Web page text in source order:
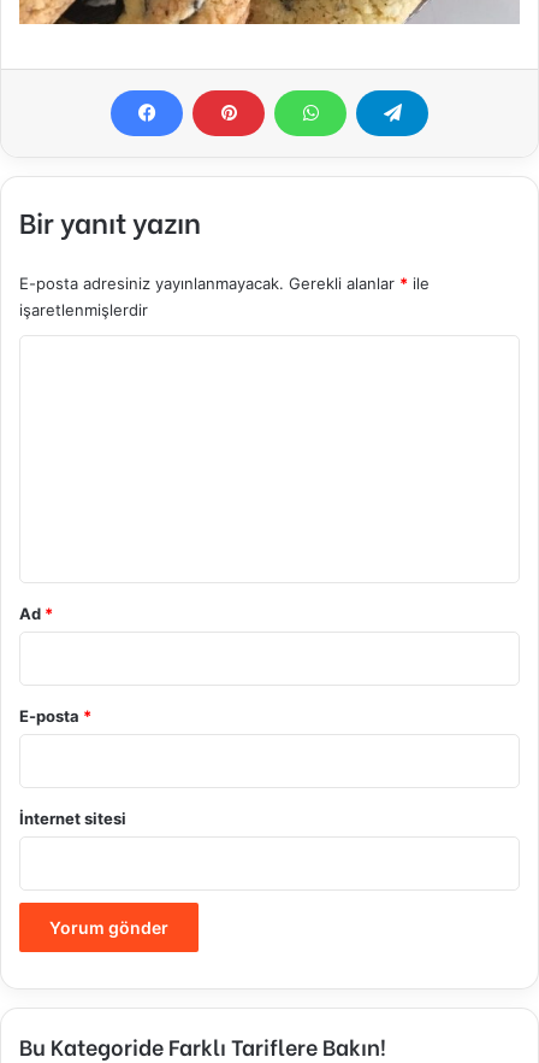
Bir yanıt yazın
E-posta adresiniz yayınlanmayacak. Gerekli alanlar * ile
işaretlenmişlerdir
Ad *
E-posta *
İnternet sitesi
Bu Kategoride Farklı Tariflere Bakın!